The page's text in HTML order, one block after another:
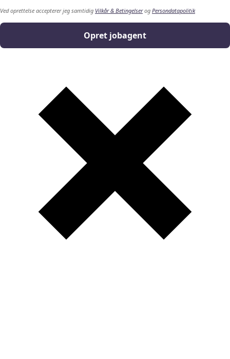
Ved oprettelse accepterer jeg samtidig Vilkår & Betingelserog Persondatapolitik
Opret jobagent